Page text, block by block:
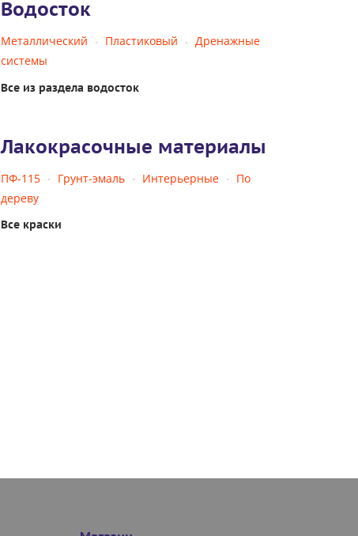
Водосток
Металлический Пластиковый
Дренажные
системы
Все из раздела водосток
Лакокрасочные материалы
ПФ-115 Грунт-эмаль Интерьерные
По
дереву
Все краски